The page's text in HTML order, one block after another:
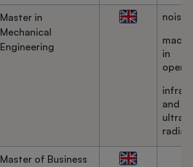
Master in
Mechanical
Engineering
noise
in
and
Master of Business